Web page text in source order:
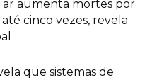
ar aumenta mortes por
cinco vezes, revela
que sistemas de